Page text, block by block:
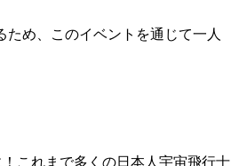
め、このイベントを通じて一人
これまで多くの日本人宇宙飛行士